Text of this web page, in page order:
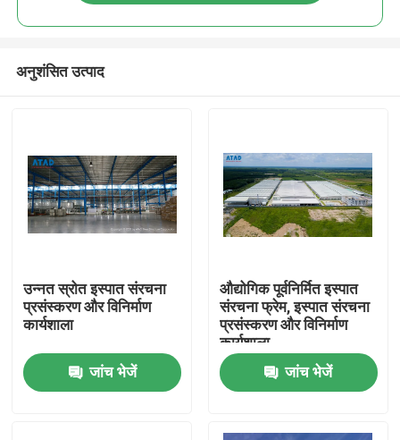
अनुशंसित उत्पाद
उन्नत स्रोत इस्पात संरचना
प्रसंस्करण और विनिर्माण
कार्यशाला
जांच भेजें
औद्योगिक पूर्वनिर्मित इस्पात
संरचना फ्रेम, इस्पात संरचना
प्रसंस्करण और विनिर्माण
कार्यशाला
जांच भेजें